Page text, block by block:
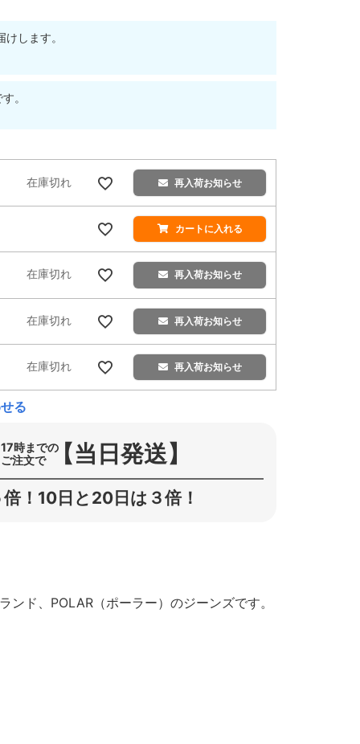
けします。
。
在庫切れ 再入荷お知らせ
カートに入れる
在庫切れ 再入荷お知らせ
在庫切れ 再入荷お知らせ
在庫切れ 再入荷お知らせ
る
17時までの
ご注文で 【当日発送】
！10日と20日は３倍！
ド、POLAR（ポーラー）のジーンズです。